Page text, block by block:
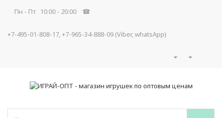
Пн - Пт 10:00 - 20:00 ☎
+7-495-01-808-17, +7-965-34-888-09 (Viber, whatsApp)